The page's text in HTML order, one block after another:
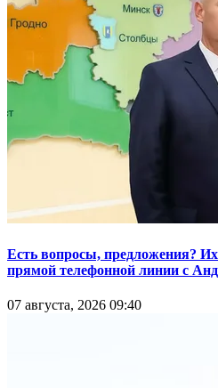
Есть вопросы, предложения?
прямой телефонной линии с
07 августа, 2026 09:40